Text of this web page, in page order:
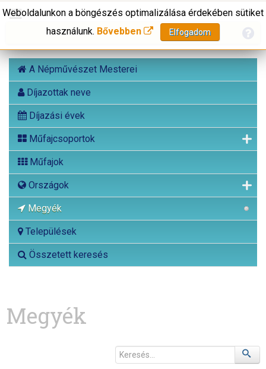
A Népművészet Mesterei
Díjazottak neve
Díjazási évek
Műfajcsoportok
Műfajok
Országok
Megyék
Települések
Összetett keresés
Weboldalunkon a böngészés optimalizálása érdekében sütiket
használunk. Bővebben Elfogadom
Megyék